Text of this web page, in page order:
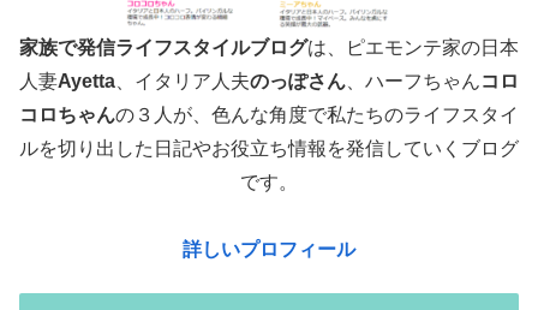
家族で発信ライフスタイルブログは、ピエモンテ家の日本
人妻Ayetta 、イタリア人夫のっぽさん 、ハーフちゃんコロ
コロちゃんの３人が、色んな角度で私たちのライフスタイ
ルを切り出した日記やお役立ち情報を発信していくブログ
です。
詳しいプロフィール